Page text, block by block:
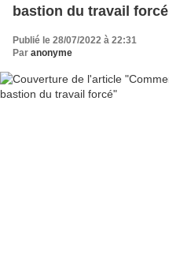
bastion du travail forcé
Publié le 28/07/2022 à 22:31
Par anonyme